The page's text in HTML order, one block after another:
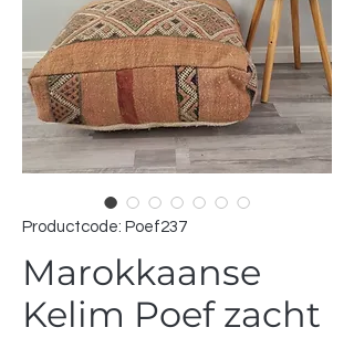
Productcode: Poef237
Marokkaanse
Kelim Poef zacht